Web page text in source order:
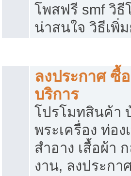
โพสฟรี smf วิธี
น่าสนใจ วิธีเพิ่
ลงประกาศ ซื้
บริการ
โปรโมทสินค้า
พระเครื่อง ท่อง
สำอาง เสื้อผ้า
งาน, ลงประก